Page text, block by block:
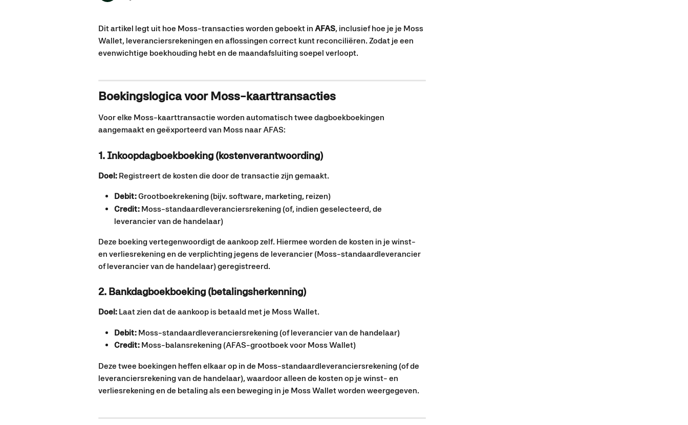
Dit artikel legt uit hoe Moss-transacties worden geboekt in AFAS, inclusief hoe je je Moss
Wallet, leveranciersrekeningen en aflossingen correct kunt reconciliëren. Zodat je een
evenwichtige boekhouding hebt en de maandafsluiting soepel verloopt.
Boekingslogica voor Moss-kaarttransacties
Voor elke Moss-kaarttransactie worden automatisch twee dagboekboekingen
aangemaakt en geëxporteerd van Moss naar AFAS:
1. Inkoopdagboekboeking (kostenverantwoording)
Doel: Registreert de kosten die door de transactie zijn gemaakt.
Debit: Grootboekrekening (bijv. software, marketing, reizen)
Credit: Moss-standaardleveranciersrekening (of, indien geselecteerd, de
leverancier van de handelaar)
Deze boeking vertegenwoordigt de aankoop zelf. Hiermee worden de kosten in je winst-
en verliesrekening en de verplichting jegens de leverancier (Moss-standaardleverancier
of leverancier van de handelaar) geregistreerd.
2. Bankdagboekboeking (betalingsherkenning)
Doel: Laat zien dat de aankoop is betaald met je Moss Wallet.
Debit: Moss-standaardleveranciersrekening (of leverancier van de handelaar)
Credit: Moss-balansrekening (AFAS-grootboek voor Moss Wallet)
Deze twee boekingen heffen elkaar op in de Moss-standaardleveranciersrekening (of de
leveranciersrekening van de handelaar), waardoor alleen de kosten op je winst- en
verliesrekening en de betaling als een beweging in je Moss Wallet worden weergegeven.